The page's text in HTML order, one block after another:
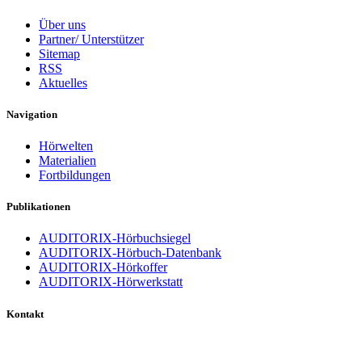
Über uns
Partner/ Unterstützer
Sitemap
RSS
Aktuelles
Navigation
Hörwelten
Materialien
Fortbildungen
Publikationen
AUDITORIX-Hörbuchsiegel
AUDITORIX-Hörbuch-Datenbank
AUDITORIX-Hörkoffer
AUDITORIX-Hörwerkstatt
Kontakt